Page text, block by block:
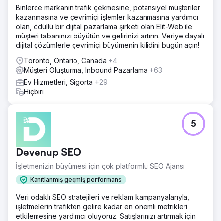
Binlerce markanın trafik çekmesine, potansiyel müşteriler
kazanmasına ve çevrimiçi işlemler kazanmasına yardımcı
olan, ödüllü bir dijital pazarlama şirketi olan Elit-Web ile
müşteri tabanınızı büyütün ve gelirinizi artırın. Veriye dayalı
dijital çözümlerle çevrimiçi büyümenin kilidini bugün açın!
Toronto, Ontario, Canada +4
Müşteri Oluşturma, Inbound Pazarlama +63
Ev Hizmetleri, Sigorta +29
Hiçbiri
Devenup SEO
İşletmenizin büyümesi için çok platformlu SEO Ajansı
Kanıtlanmış geçmiş performans
5
Veri odaklı SEO stratejileri ve reklam kampanyalarıyla,
işletmelerin trafikten gelire kadar en önemli metrikleri
etkilemesine yardımcı oluyoruz. Satışlarınızı artırmak için